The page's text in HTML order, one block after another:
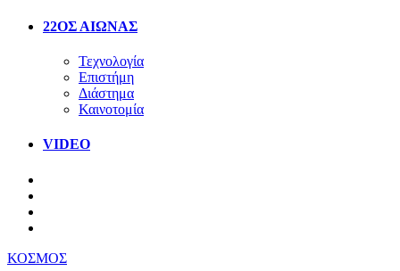
22ΟΣ ΑΙΩΝΑΣ
Τεχνολογία
Επιστήμη
Διάστημα
Καινοτομία
VIDEO
ΚΟΣΜΟΣ